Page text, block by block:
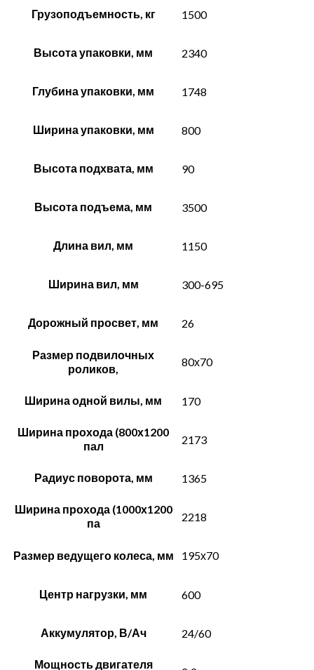
Грузоподъемность, кг 1500
Высота упаковки, мм 2340
Глубина упаковки, мм 1748
Ширина упаковки, мм 800
Высота подхвата, мм 90
Высота подъема, мм 3500
Длина вил, мм 1150
Ширина вил, мм 300-695
Дорожный просвет, мм 26
Размер подвилочных
роликов,
80х70
Ширина одной вилы, мм 170
Ширина прохода (800х1200
пал
2173
Радиус поворота, мм 1365
Ширина прохода (1000х1200
па
2218
Размер ведущего колеса, мм 195х70
Центр нагрузки, мм 600
Аккумулятор, В/Ач 24/60
Мощность двигателя